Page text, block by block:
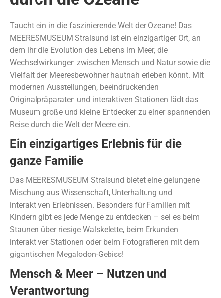
Taucht ein in die faszinierende Welt der Ozeane! Das
MEERESMUSEUM Stralsund ist ein einzigartiger Ort, an
dem ihr die Evolution des Lebens im Meer, die
Wechselwirkungen zwischen Mensch und Natur sowie die
Vielfalt der Meeresbewohner hautnah erleben könnt. Mit
modernen Ausstellungen, beeindruckenden
Originalpräparaten und interaktiven Stationen lädt das
Museum große und kleine Entdecker zu einer spannenden
Reise durch die Welt der Meere ein.
Ein einzigartiges Erlebnis für die
ganze Familie
Das MEERESMUSEUM Stralsund bietet eine gelungene
Mischung aus Wissenschaft, Unterhaltung und
interaktiven Erlebnissen. Besonders für Familien mit
Kindern gibt es jede Menge zu entdecken – sei es beim
Staunen über riesige Walskelette, beim Erkunden
interaktiver Stationen oder beim Fotografieren mit dem
gigantischen Megalodon-Gebiss!
Mensch & Meer – Nutzen und
Verantwortung